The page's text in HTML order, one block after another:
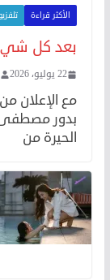
الأكثر قراءة
بعد كل شي
22 يوليو، 2026
مع الإعلان
بدور
الحيرة من